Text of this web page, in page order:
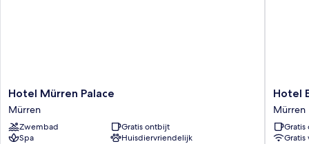
Hotel
Mürren
Palace
Mürren
Hotel Mürren Palace
Mürren
Zwembad
Gratis ontbijt
Spa
Huisdiervriendelijk
Hotel
Superior
Mürren
Hotel
Mürren
Gratis